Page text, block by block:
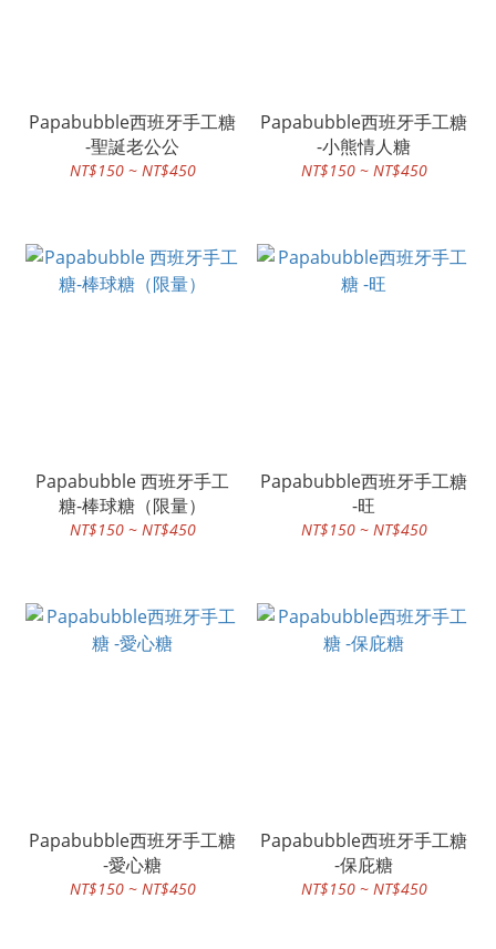
Papabubble西班牙手工糖
-聖誕老公公
NT$150 ~ NT$450
Papabubble西班牙手工糖
-小熊情人糖
NT$150 ~ NT$450
Papabubble 西班牙手工
糖-棒球糖（限量）
NT$150 ~ NT$450
Papabubble西班牙手工糖
-旺
NT$150 ~ NT$450
Papabubble西班牙手工糖
-愛心糖
NT$150 ~ NT$450
Papabubble西班牙手工糖
-保庇糖
NT$150 ~ NT$450